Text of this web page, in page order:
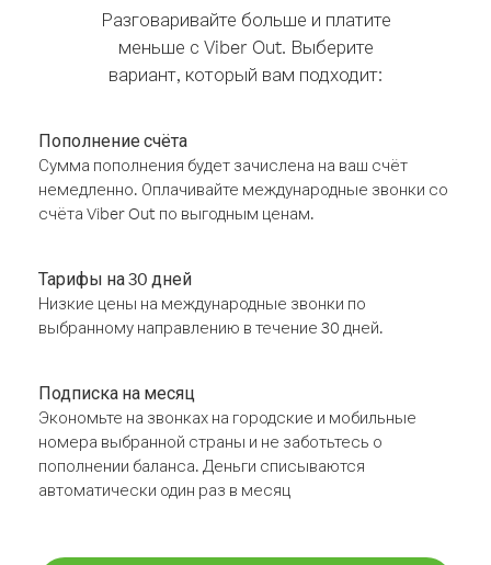
Разговаривайте больше и платите
меньше с Viber Out. Выберите
вариант, который вам подходит:
Пополнение счёта
Сумма пополнения будет зачислена на ваш счёт
немедленно. Оплачивайте международные звонки со
счёта Viber Out по выгодным ценам.
Тарифы на 30 дней
Низкие цены на международные звонки по
выбранному направлению в течение 30 дней.
Подписка на месяц
Экономьте на звонках на городские и мобильные
номера выбранной страны и не заботьтесь о
пополнении баланса. Деньги списываются
автоматически один раз в месяц